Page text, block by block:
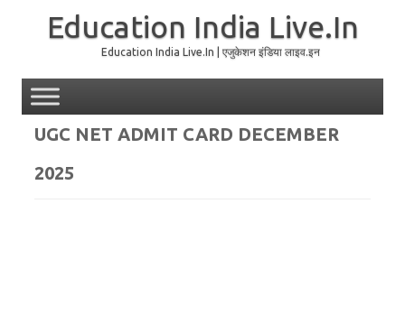
Education India Live.In
Education India Live.In | एजुकेशन इंडिया लाइव.इन
UGC NET ADMIT CARD DECEMBER
2025